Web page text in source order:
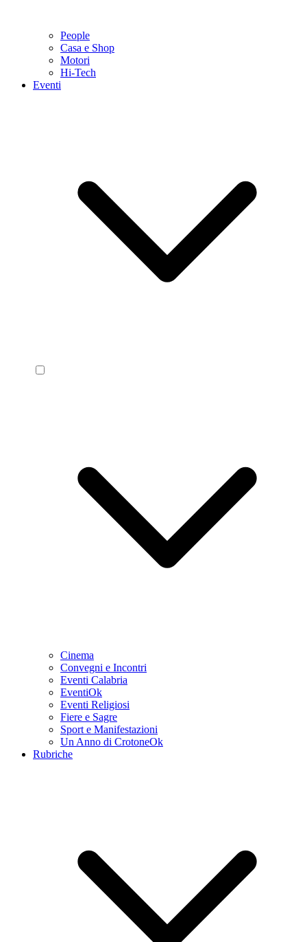
People
Casa e Shop
Motori
Hi-Tech
Eventi
Cinema
Convegni e Incontri
Eventi Calabria
EventiOk
Eventi Religiosi
Fiere e Sagre
Sport e Manifestazioni
Un Anno di CrotoneOk
Rubriche